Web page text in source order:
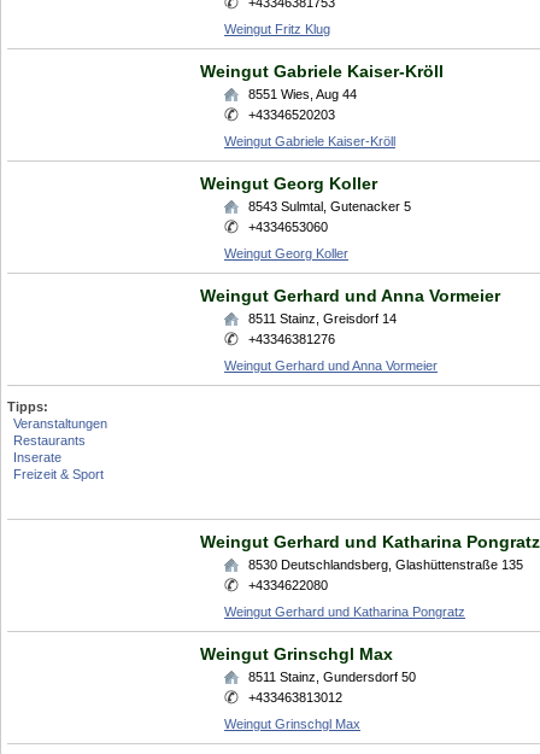
Weingut Fritz Klug
Weingut Gabriele Kaiser-Kröll
8551 Wies Aug 44
+43346520203
Weingut Gabriele Kaiser-Kröll
Weingut Georg Koller
8543 Sulmtal Gutenacker 5
+4334653060
Weingut Georg Koller
Weingut Gerhard und Anna Vormeier
8511 Stainz Greisdorf 14
+43346381276
Weingut Gerhard und Anna Vormeier
Tipps:
Veranstaltungen
Restaurants
Inserate
Freizeit & Sport
Weingut Gerhard und Katharina Pongratz
8530 Deutschlandsberg Glashüttenstraße 135
+4334622080
Weingut Gerhard und Katharina Pongratz
Weingut Grinschgl Max
8511 Stainz Gundersdorf 50
+433463813012
Weingut Grinschgl Max